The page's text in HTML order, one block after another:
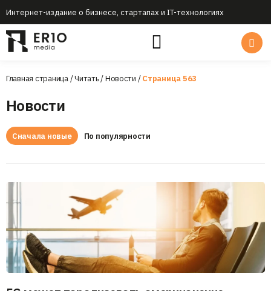
Интернет-издание о бизнесе, стартапах и IT-технологиях
Главная страница/Читать/Новости /Страница 563
Новости
Сначала новые По популярности